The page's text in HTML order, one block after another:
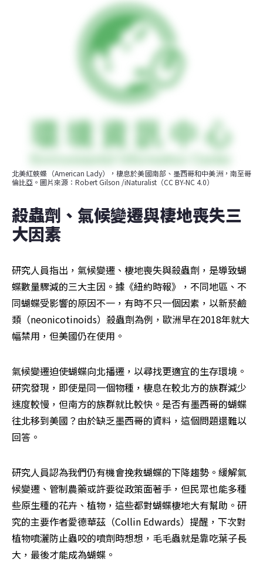
北美紅蛺蝶（American Lady），棲息於美國南部、墨西哥和中美洲，南至哥
倫比亞。圖片來源：Robert Gilson /iNaturalist（CC BY-NC 4.0）
殺蟲劑、氣候變遷與棲地喪失三
大因素
研究人員指出，氣候變遷、棲地喪失與殺蟲劑，是導致蝴
蝶數量驟減的三大主因。據《紐約時報》，不同地區、不
同蝴蝶受影響的原因不一，有時不只一個因素，以新菸鹼
類（neonicotinoids）殺蟲劑為例，歐洲早在2018年就大
幅禁用，但美國仍在使用。
氣候變遷迫使蝴蝶向北播遷，以尋找更適宜的生存環境。
研究發現，即使是同一個物種，棲息在較北方的族群減少
速度較慢，但南方的族群就比較快。是否有墨西哥的蝴蝶
往北移到美國？由於缺乏墨西哥的資料，這個問題還難以
回答。
研究人員認為我們仍有機會挽救蝴蝶的下降趨勢。緩解氣
候變遷、管制農藥或許要從政策面著手，但民眾也能多種
些原生種的花卉、植物，這些都對蝴蝶棲地大有幫助。研
究的主要作者愛德華茲（Collin Edwards）提醒，下次對
植物噴灑防止蟲咬的噴劑時想想，毛毛蟲就是靠吃葉子長
大，最後才能成為蝴蝶。